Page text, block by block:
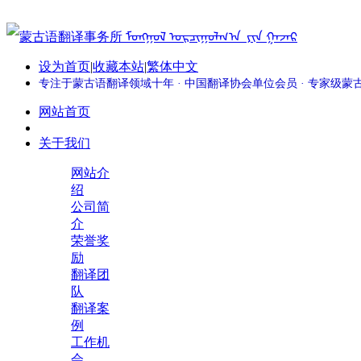
设为首页|收藏本站|繁体中文
专注于蒙古语翻译领域十年 · 中国翻译协会单位会员 · 专家级蒙
网站首页
关于我们
网站介
绍
公司简
介
荣誉奖
励
翻译团
队
翻译案
例
工作机